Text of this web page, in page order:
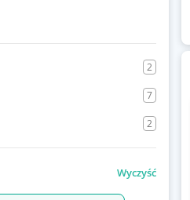
2
7
2
Wyczyść